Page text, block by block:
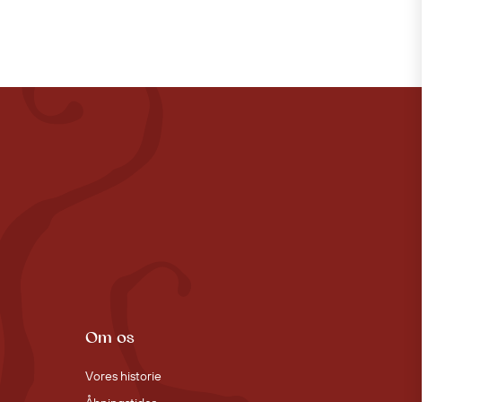
Om os
Vores historie